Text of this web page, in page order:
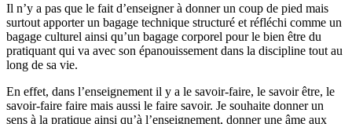
Il n’y a pas que le fait d’enseigner à donner un coup de pied mais
surtout apporter un bagage technique structuré et réfléchi comme un
bagage culturel ainsi qu’un bagage corporel pour le bien être du
pratiquant qui va avec son épanouissement dans la discipline tout au
long de sa vie.
En effet, dans l’enseignement il y a le savoir-faire, le savoir être, le
savoir-faire faire mais aussi le faire savoir. Je souhaite donner un
sens à la pratique ainsi qu’à l’enseignement, donner une âme aux